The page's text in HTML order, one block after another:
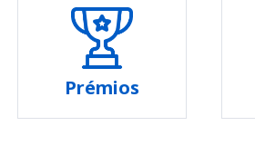
Prémios